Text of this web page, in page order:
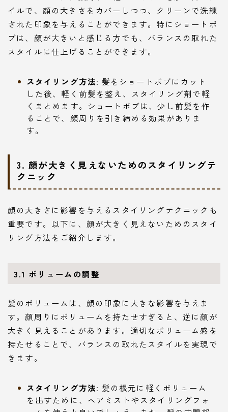
イルで、顔の大きさをカバーしつつ、クリーンで洗練
された印象を与えることができます。特にショートボ
ブは、顔が大きいと感じる方でも、バランスの取れた
スタイルに仕上げることができます。
スタイリング方法: 髪をショートボブにカット
した後、軽く前髪を整え、スタイリング剤で軽
くまとめます。ショートボブは、少し前髪を作
ることで、顔周りを引き締める効果がありま
す。
3. 顔が大きく見えないためのスタイリングテ
クニック
顔の大きさに影響を与えるスタイリングテクニックも
重要です。以下に、顔が大きく見えないためのスタイ
リング方法をご紹介します。
3.1 ボリュームの調整
髪のボリュームは、顔の印象に大きな影響を与えま
す。顔周りにボリュームを持たせすぎると、逆に顔が
大きく見えることがあります。適切なボリューム感を
持たせることで、バランスの取れたスタイルを実現で
きます。
スタイリング方法: 髪の根元に軽くボリューム
を出すために、ヘアミストやスタイリングフォ